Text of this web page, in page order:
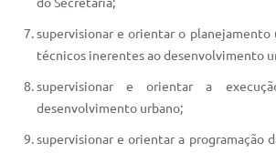
supervisionar e orientar o planejamento
técnicos inerentes ao desenvolvimento
supervisionar e orientar a
desenvolvimento urbano;
supervisionar e orientar a programação